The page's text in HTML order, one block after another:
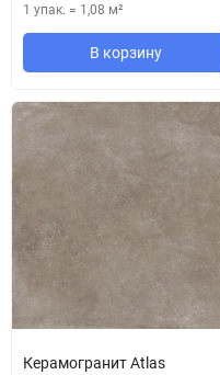
1 упак. = 1,08 м²
В корзину
Керамогранит Atlas